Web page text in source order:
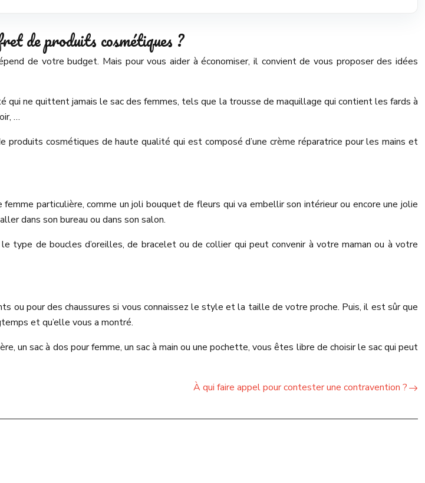
de produits cosmétiques ?
de votre budget. Mais pour vous aider à économiser, il convient de vous proposer des idées
qui ne quittent jamais le sac des femmes, tels que la trousse de maquillage qui contient les fards à
…
cosmétiques de haute qualité qui est composé d’une crème réparatrice pour les mains et
particulière, comme un joli bouquet de fleurs qui va embellir son intérieur ou encore une jolie
dans son bureau ou dans son salon.
type de boucles d’oreilles, de bracelet ou de collier qui peut convenir à votre maman ou à votre
ou pour des chaussures si vous connaissez le style et la taille de votre proche. Puis, il est sûr que
et qu’elle vous a montré.
un sac à dos pour femme, un sac à main ou une pochette, vous êtes libre de choisir le sac qui peut
À qui faire appel pour contester une contravention ?